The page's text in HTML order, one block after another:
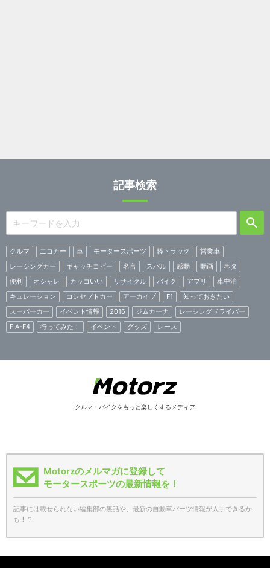
記事検索
クルマ エコカー 車 モータースポーツ 軽トラック
営業車
レーシングカー
キャッチコピー 名言 スバル 感動 動画
ネタ
便利
オシャレ カッコいい リサイクル バイク アプリ
車中泊
キュレーション
コンセプトカー アーカイブ F1
知っておきたい
スーパーカー
イベント情報 2016 ジムカーナ
レーシングドライバー
FIA-F4
行ってみた！ イベント グッズ レース
クルマ・バイクをもっと楽しくするメディア
Motorzのメルマガに登録して
モータースポーツの最新情報を！
記事には載せられない編集部の裏話や、最新の自動車パーツ情報が入手できるか
も！？